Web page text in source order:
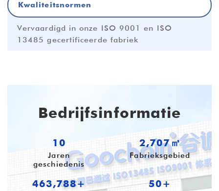
Kwaliteitsnormen
Vervaardigd in onze ISO 9001 en ISO
13485 gecertificeerde fabriek
Bedrijfsinformatie
10
Jaren
geschiedenis
3,687㎡
Fabrieksgebied
631,712+ 54+